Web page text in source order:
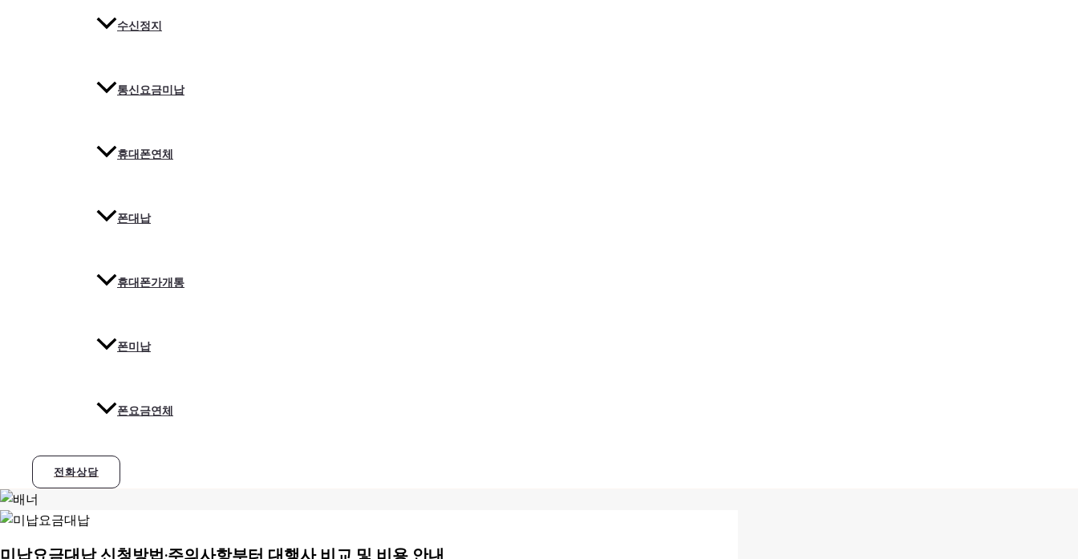
수신정지
통신요금미납
휴대폰연체
폰대납
휴대폰가개통
폰미납
폰요금연체
전화상담
미납요금대납 신청방법·주의사항부터 대행사 비교 및 비용 안내